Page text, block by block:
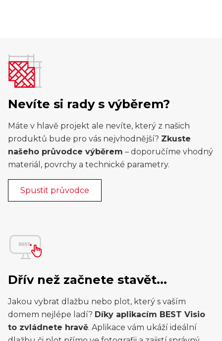
Nevíte si rady s výběrem?
Máte v hlavě projekt ale nevíte, který z našich
produktů bude pro vás nejvhodnější? Zkuste
našeho průvodce výběrem – doporučíme vhodný
materiál, povrchy a technické parametry.
Spustit průvodce
Dřív než začnete stavět...
Jakou vybrat dlažbu nebo plot, který s vaším
domem nejlépe ladí? Díky aplikacím BEST Visio
to zvládnete hravě. Aplikace vám ukáží ideální